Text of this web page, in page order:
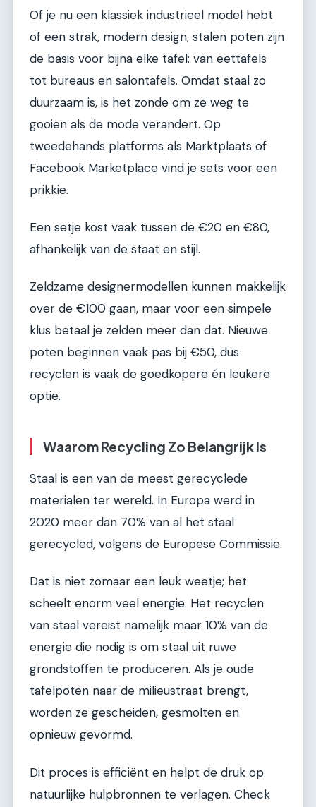
Of je nu een klassiek industrieel model hebt
of een strak, modern design, stalen poten zijn
de basis voor bijna elke tafel: van eettafels
tot bureaus en salontafels. Omdat staal zo
duurzaam is, is het zonde om ze weg te
gooien als de mode verandert. Op
tweedehands platforms als Marktplaats of
Facebook Marketplace vind je sets voor een
prikkie.
Een setje kost vaak tussen de €20 en €80,
afhankelijk van de staat en stijl.
Zeldzame designermodellen kunnen makkelijk
over de €100 gaan, maar voor een simpele
klus betaal je zelden meer dan dat. Nieuwe
poten beginnen vaak pas bij €50, dus
recyclen is vaak de goedkopere én leukere
optie.
Waarom Recycling Zo Belangrijk Is
Staal is een van de meest gerecyclede
materialen ter wereld. In Europa werd in
2020 meer dan 70% van al het staal
gerecycled, volgens de Europese Commissie.
Dat is niet zomaar een leuk weetje; het
scheelt enorm veel energie. Het recyclen
van staal vereist namelijk maar 10% van de
energie die nodig is om staal uit ruwe
grondstoffen te produceren. Als je oude
tafelpoten naar de milieustraat brengt,
worden ze gescheiden, gesmolten en
opnieuw gevormd.
Dit proces is efficiënt en helpt de druk op
natuurlijke hulpbronnen te verlagen. Check